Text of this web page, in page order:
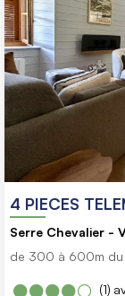
4 PIECES
Serre Chevalier -
de 300 à 600m du
(1)